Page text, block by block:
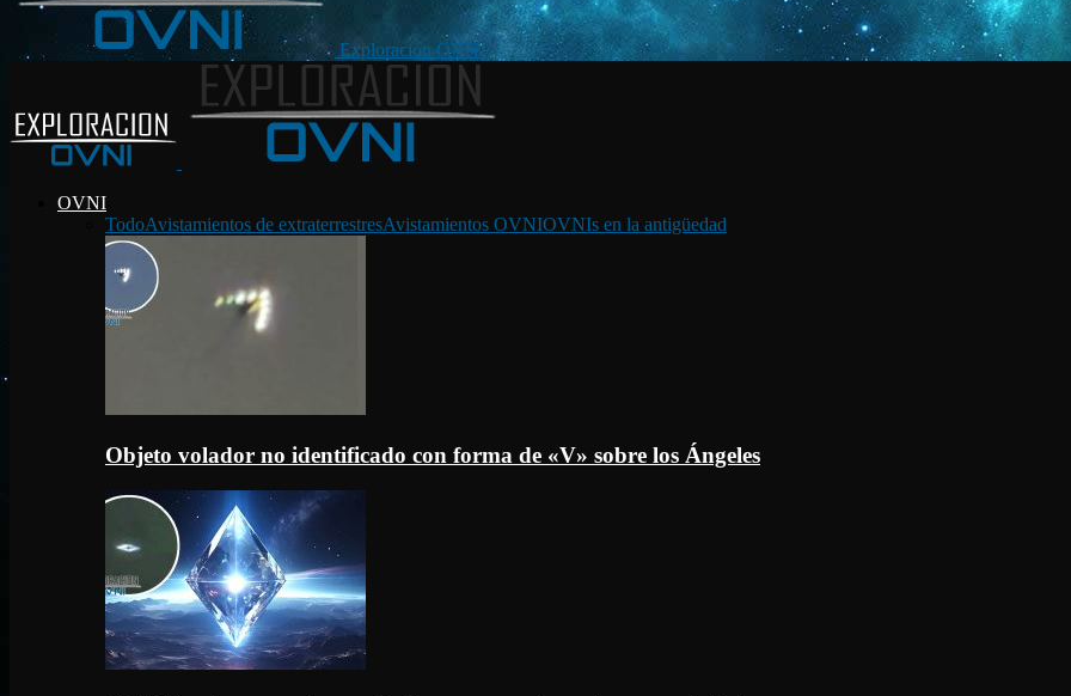
Exploración OVNI
OVNI
TodoAvistamientos de extraterrestresAvistamientos OVNIOVNIs en la antigüedad
Objeto volador no identificado con forma de «V» sobre los Ángeles